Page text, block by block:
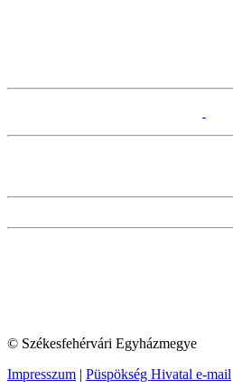
© Székesfehérvári Egyházmegye
Impresszum | Püspökség Hivatal e-mail